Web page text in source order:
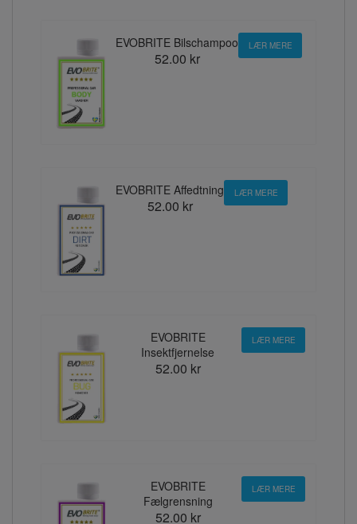
EVOBRITE Bilschampoo
52.00 kr
LÆR MERE
EVOBRITE Affedtning
52.00 kr
LÆR MERE
EVOBRITE
Insektfjernelse
52.00 kr
LÆR MERE
EVOBRITE
Fælgrensning
52.00 kr
LÆR MERE